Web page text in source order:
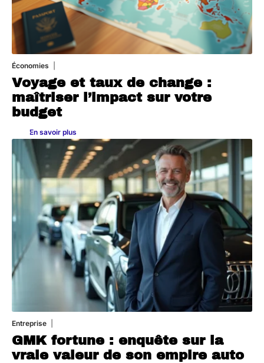
Économies
Voyage et taux de change :
maîtriser l’impact sur votre
budget
En savoir plus
Entreprise
GMK fortune : enquête sur la
vraie valeur de son empire auto